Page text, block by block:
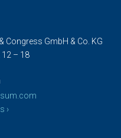
Congress GmbH & Co. KG
– 18
›